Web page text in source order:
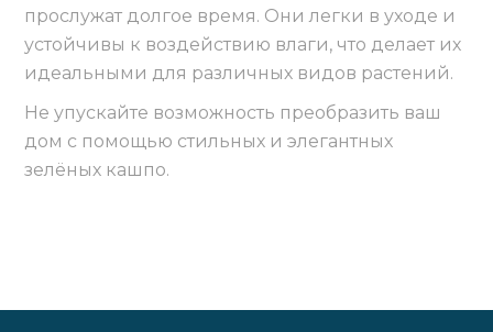
прослужат долгое время. Они легки в уходе и
устойчивы к воздействию влаги, что делает их
идеальными для различных видов растений.
Не упускайте возможность преобразить ваш
дом с помощью стильных и элегантных
зелёных кашпо.